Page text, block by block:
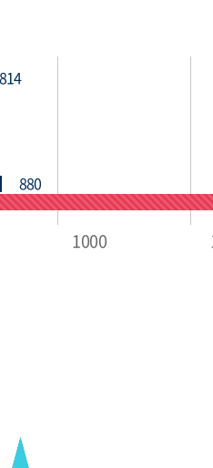
814
880
1000